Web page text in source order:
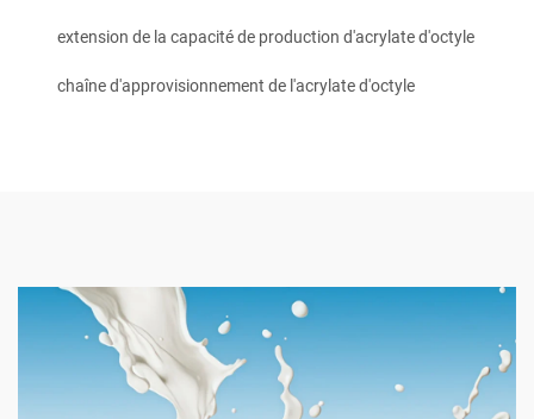
extension de la capacité de production d'acrylate d'octyle
chaîne d'approvisionnement de l'acrylate d'octyle